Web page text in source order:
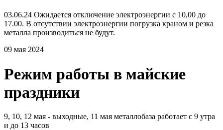
03.06.24 Ожидается отключение электроэнергии с 10,00 до
17.00. В отсутствии электроэнергии погрузка краном и резка
металла производиться не будут.
09 мая 2024
Режим работы в майские
праздники
9, 10, 12 мая - выходные, 11 мая металлобаза работает с 9 утра
и до 13 часов